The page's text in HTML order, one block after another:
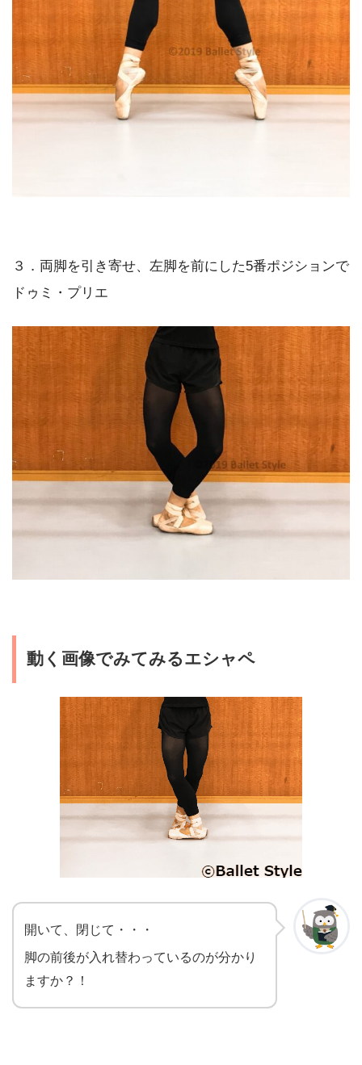
３．両脚を引き寄せ、左脚を前にした5番ポジションで
ドゥミ・プリエ
動く画像でみてみるエシャペ
開いて、閉じて・・・
脚の前後が入れ替わっているのが分かり
ますか？！